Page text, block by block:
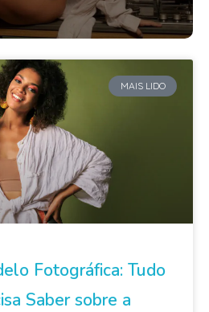
MAIS LIDO
Fotográfica: Tudo
Saber sobre a